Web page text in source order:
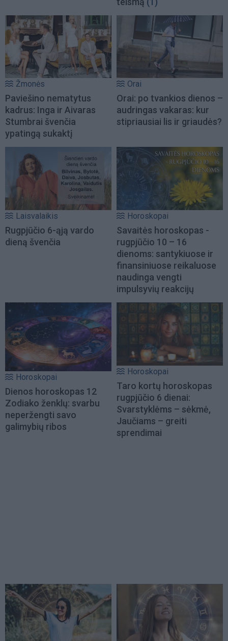
Žmonės
Paviešino nematytus
kadrus: Inga ir Aivaras
Stumbrai švenčia
ypatingą sukaktį
Orai
Orai: po tvankios dienos –
audringas vakaras: kur
stipriausiai lis ir griaudės?
Laisvalaikis
Rugpjūčio 6-ąją vardo
dieną švenčia
Horoskopai
Savaitės horoskopas -
rugpjūčio 10 – 16
dienoms: santykiuose ir
finansiniuose reikaluose
naudinga vengti
impulsyvių reakcijų
Horoskopai
Dienos horoskopas 12
Zodiako ženklų: svarbu
neperžengti savo
galimybių ribos
Horoskopai
Taro kortų horoskopas
rugpjūčio 6 dienai:
Svarstyklėms – sėkmė,
Jaučiams – greiti
sprendimai